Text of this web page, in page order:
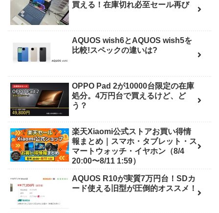
買える！在庫切れ必至セール再び
AQUOS wish6とAQUOS wish5を
比較!スペックの違いは?
OPPO Pad 2が10000台限定の在庫
処分。4万円台で買えるけど、ど
う？
楽天Xiaomi公式ストアお買い得情
報まとめ｜スマホ・タブレット・ス
マートウォッチ・イヤホン（8/4
20:00〜8/11 1:59）
AQUOS R10が実質7万円台！SDカ
ード使える旧型が圧倒的オススメ！